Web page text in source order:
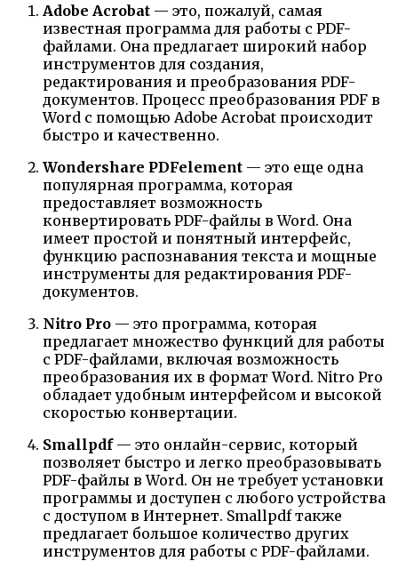
Adobe Acrobat — это, пожалуй, самая
известная программа для работы с PDF-
файлами. Она предлагает широкий набор
инструментов для создания,
редактирования и преобразования PDF-
документов. Процесс преобразования PDF в
Word с помощью Adobe Acrobat происходит
быстро и качественно.
Wondershare PDFelement — это еще одна
популярная программа, которая
предоставляет возможность
конвертировать PDF-файлы в Word. Она
имеет простой и понятный интерфейс,
функцию распознавания текста и мощные
инструменты для редактирования PDF-
документов.
Nitro Pro — это программа, которая
предлагает множество функций для работы
с PDF-файлами, включая возможность
преобразования их в формат Word. Nitro Pro
обладает удобным интерфейсом и высокой
скоростью конвертации.
Smallpdf— это онлайн-сервис, который
позволяет быстро и легко преобразовывать
PDF-файлы в Word. Он не требует установки
программы и доступен с любого устройства
с доступом в Интернет. Smallpdf также
предлагает большое количество других
инструментов для работы с PDF-файлами.